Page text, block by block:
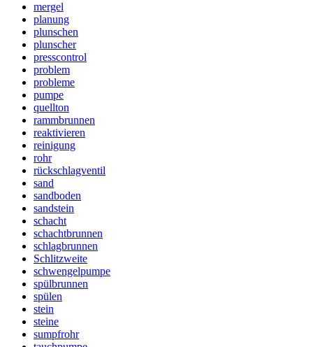
mergel
planung
plunschen
plunscher
presscontrol
problem
probleme
pumpe
quellton
rammbrunnen
reaktivieren
reinigung
rohr
rückschlagventil
sand
sandboden
sandstein
schacht
schachtbrunnen
schlagbrunnen
Schlitzweite
schwengelpumpe
spülbrunnen
spülen
stein
steine
sumpfrohr